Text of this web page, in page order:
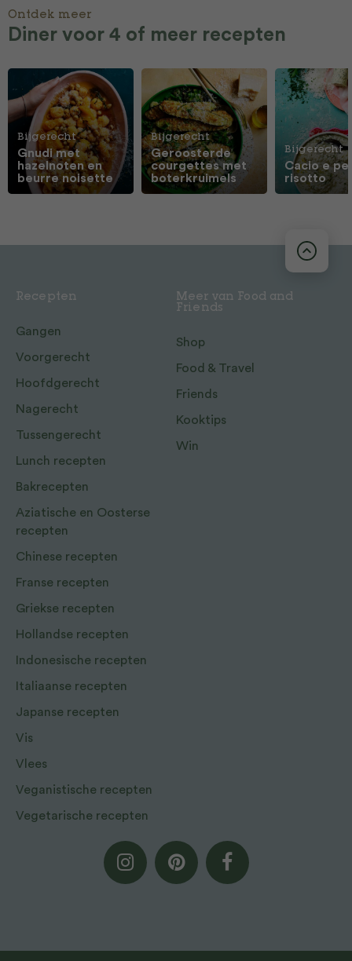
Ontdek meer
Diner voor 4 of meer recepten
Bijgerecht
Gnudi met
hazelnoten en
beurre noisette
Bijgerecht
Geroosterde
courgettes met
boterkruimels
Bijgerecht
Cacio e
risotto
Recepten
Gangen
Voorgerecht
Hoofdgerecht
Nagerecht
Tussengerecht
Lunch recepten
Bakrecepten
Aziatische en Oosterse
recepten
Chinese recepten
Franse recepten
Griekse recepten
Hollandse recepten
Indonesische recepten
Italiaanse recepten
Japanse recepten
Vis
Vlees
Veganistische recepten
Vegetarische recepten
Meer van Food and
Friends
Shop
Food & Travel
Friends
Kooktips
Win